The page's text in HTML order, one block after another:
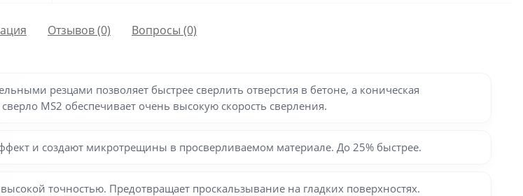
Отзывов (0) Вопросы (0)
резцами позволяет быстрее сверлить отверстия в бетоне, а коническая
MS2 обеспечивает очень высокую скорость сверления.
и создают микротрещины в просверливаемом материале. До 25% быстрее.
точностью. Предотвращает проскальзывание на гладких поверхностях.